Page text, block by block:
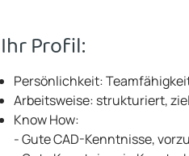
Ihr Profil:
Persönlichkeit:
Arbeitsweise: strukturiert,
Know How:
- Gute CAD-Kenntnisse,